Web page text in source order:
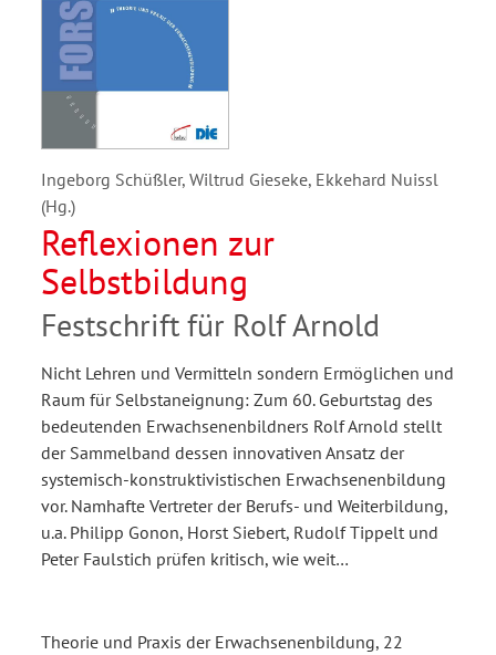
Ingeborg Schüßler, Wiltrud Gieseke, Ekkehard Nuissl
(Hg.)
Reflexionen zur
Selbstbildung
Festschrift für Rolf Arnold
Nicht Lehren und Vermitteln sondern Ermöglichen und
Raum für Selbstaneignung: Zum 60. Geburtstag des
bedeutenden Erwachsenenbildners Rolf Arnold stellt
der Sammelband dessen innovativen Ansatz der
systemisch-konstruktivistischen Erwachsenenbildung
vor. Namhafte Vertreter der Berufs- und Weiterbildung,
u.a. Philipp Gonon, Horst Siebert, Rudolf Tippelt und
Peter Faulstich prüfen kritisch, wie weit…
Theorie und Praxis der Erwachsenenbildung, 22